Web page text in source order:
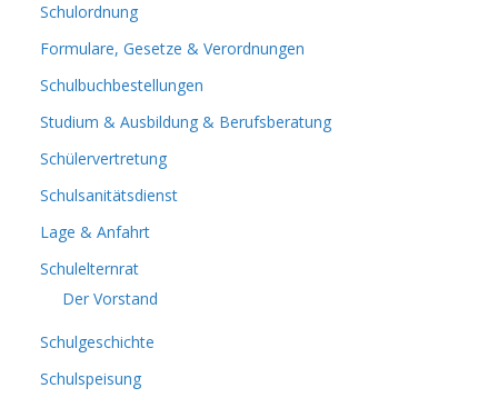
Schulordnung
Formulare, Gesetze & Verordnungen
Schulbuchbestellungen
Studium & Ausbildung & Berufsberatung
Schülervertretung
Schulsanitätsdienst
Lage & Anfahrt
Schulelternrat
Der Vorstand
Schulgeschichte
Schulspeisung